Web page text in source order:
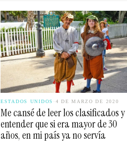
ESTADOS UNIDOS · 4 DE MARZO DE 2020
Me cansé de leer los clasificados y
entender que si era mayor de 30
años, en mi país ya no servía